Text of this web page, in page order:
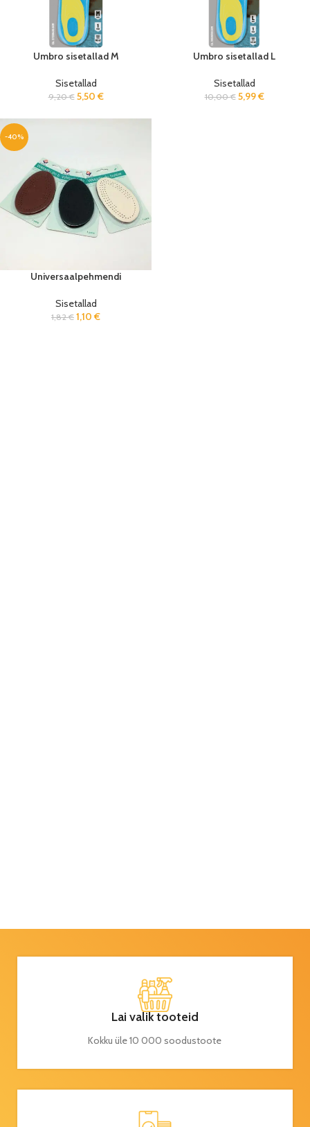
Umbro sisetallad M
Sisetallad
9,20€ 5,50 €
Umbro sisetallad L
Sisetallad
10,00€ 5,99€
-40%
Universaalpehmendi
Sisetallad
1,82€ 1,10 €
Lai valik tooteid
Kokku üle 10 000 soodustoote